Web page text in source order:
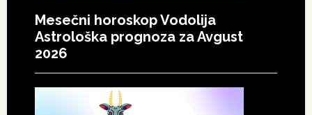
Mesečni horoskop Vodolija
Astrološka prognoza za Avgust
2026